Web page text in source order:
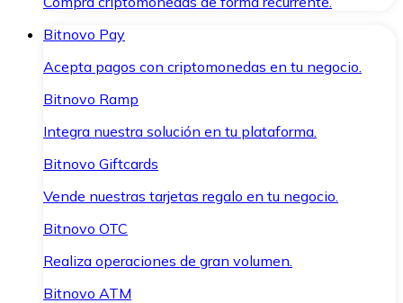
Bitnovo Pay
Acepta pagos con criptomonedas en tu negocio.
Bitnovo Ramp
Integra nuestra solución en tu plataforma.
Bitnovo Giftcards
Vende nuestras tarjetas regalo en tu negocio.
Bitnovo OTC
Realiza operaciones de gran volumen.
Bitnovo ATM